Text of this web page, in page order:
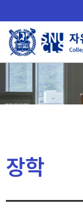
로
메
장학